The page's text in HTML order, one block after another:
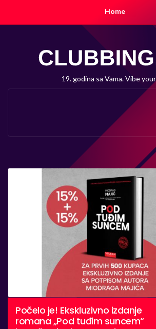
Home
19. godina sa Vama. Vibe
Počelo je! Ekskluzivno izdanje
romana „Pod tuđim suncem“